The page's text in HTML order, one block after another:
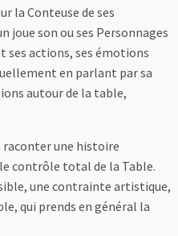
la Conteuse de ses
joue son ou ses Personnages
ses actions, ses émotions
en parlant par sa
autour de la table,
raconter une histoire
contrôle total de la Table.
une contrainte artistique,
qui prends en général la